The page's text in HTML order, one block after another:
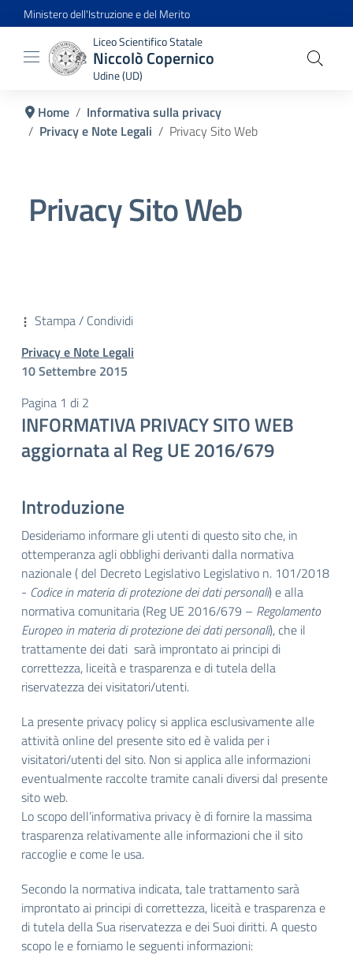
Ministero dell'Istruzione e del Merito
Liceo Scientifico Statale
Niccolò Copernico
Udine (UD)
Home
Informativa sulla privacy
Privacy e Note Legali
Privacy Sito Web
Privacy Sito Web
Stampa / Condividi
Privacy e Note Legali
10 Settembre 2015
Pagina 1 di 2
INFORMATIVA PRIVACY SITO WEB
aggiornata al Reg UE 2016/679
Introduzione
Desideriamo informare gli utenti di questo sito che, in
ottemperanza agli obblighi derivanti dalla normativa
nazionale ( del Decreto Legislativo Legislativo n. 101/2018
- Codice in materia di protezione dei dati personali) e alla
normativa comunitaria (Reg UE 2016/679 – Regolamento
Europeo in materia di protezione dei dati personali), che il
trattamente dei dati sarà improntato ai principi di
correttezza, liceità e trasparenza e di tutela della
riservatezza dei visitatori/utenti.
La presente privacy policy si applica esclusivamente alle
attività online del presente sito ed è valida per i
visitatori/utenti del sito. Non si applica alle informazioni
eventualmente raccolte tramite canali diversi dal presente
sito web.
Lo scopo dell’informativa privacy è di fornire la massima
trasparenza relativamente alle informazioni che il sito
raccoglie e come le usa.
Secondo la normativa indicata, tale trattamento sarà
improntato ai principi di correttezza, liceità e trasparenza e
di tutela della Sua riservatezza e dei Suoi diritti. A questo
scopo le e forniamo le seguenti informazioni: